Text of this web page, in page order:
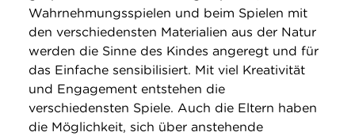
Wahrnehmungsspielen und beim Spielen mit
den verschiedensten Materialien aus der Natur
werden die Sinne des Kindes angeregt und für
das Einfache sensibilisiert. Mit viel Kreativität
und Engagement entstehen die
verschiedensten Spiele. Auch die Eltern haben
die Möglichkeit, sich über anstehende